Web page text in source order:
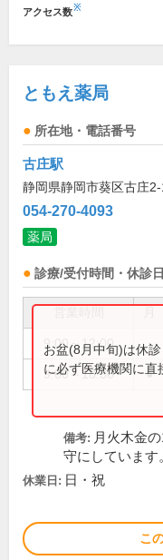
アクセス数※
ともえ薬局
所在地・電話番号
古庄駅
静岡県静岡市葵区古庄
054-270-4093
薬局
診療/受付時間・休診日
9:00～12:00
9:00～18:30 ●
お盆(8月中旬)は休
に必ず医療機関に直
備考: 月火木金
守にしています
休業日: 日・祝
こ